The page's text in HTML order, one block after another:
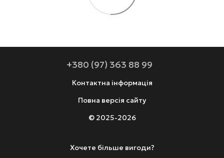
+380 (97) 363 88 99
Контактна інформація
Повна версія сайту
© 2025-2026
Хочете більше вигоди?